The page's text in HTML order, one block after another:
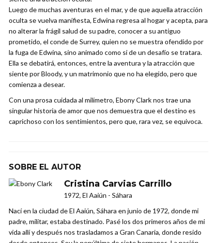
Luego de muchas aventuras en el mar, y de que aquella atracción
oculta se vuelva manifiesta, Edwina regresa al hogar y acepta, para
no alterar la frágil salud de su padre, conocer a su antiguo
prometido, el conde de Surrey, quien no se muestra ofendido por
la fuga de Edwina, sino animado como si de un desafío se tratara.
Ella se debatirá, entonces, entre la aventura y la atracción que
siente por Bloody, y un matrimonio que no ha elegido, pero que
comienza a desear.
Con una prosa cuidada al milímetro, Ebony Clark nos trae una
singular historia de amor que nos demuestra que el destino es
caprichoso con los sentimientos, pero que, rara vez, se equivoca.
SOBRE EL AUTOR
Cristina Carvias Carrillo
1972, El Aaiún - Sáhara
Nací en la ciudad de El Aaiún, Sáhara en junio de 1972, donde mi
padre, militar, estaba destinado. Pasé los dos primeros años de mi
vida allí y después nos trasladamos a Gran Canaria, donde resido